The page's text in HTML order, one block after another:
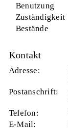
Benutzung
Zuständigkeit
Bestände
Kontakt
Adresse:
Postanschrift:
Telefon:
E-Mail: